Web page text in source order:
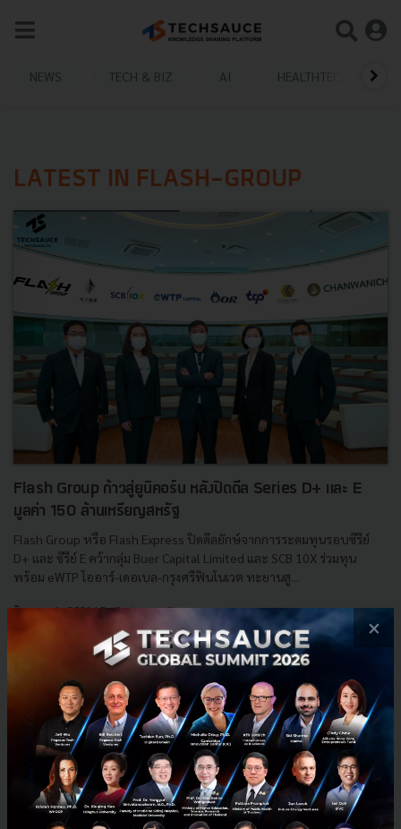
NEWS TECH & BIZ AI HEALTHTECH
LATEST IN FLASH-GROUP
Flash Group ก้าวสู่ยูนิคอร์น หลังปิดดีล Series D+ และ E
มูลค่า 150 ล้านเหรียญสหรัฐ
Flash Group หรือ Flash Express ปิดดีลยักษ์จากการระดมทุนรอบซีรีย์
D+ และ ซีรีย์ E คว้ากลุ่ม Buer Capital Limited และ SCB 10X ร่วมทุน
พร้อม eWTP โออาร์-เดอเบล-กรุงศรีฟินโนเวต ทะยานสู...
มิถุนายน 1, 2021| ByTechsauce Team
Deal Digest or ewtp scb-10x durbell
2 ›
×